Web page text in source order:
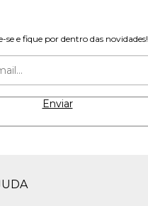
se e fique por dentro das novidades!